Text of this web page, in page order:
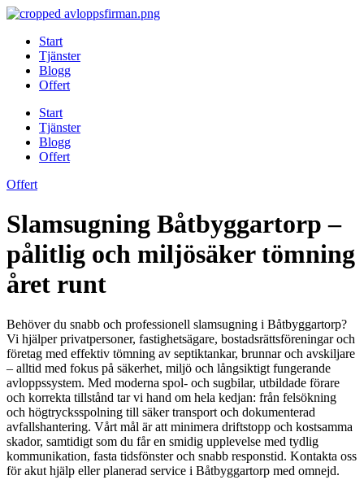
Skip
contentStart
Tjänster
Blogg
Offert
Start
Tjänster
Blogg
Offert
Offert
Slamsugning Båtbyggartorp –
pålitlig och miljösäker tömning
året runt
Behöver du snabb och professionell slamsugning i Båtbyggartorp?
Vi hjälper privatpersoner, fastighetsägare, bostadsrättsföreningar och
företag med effektiv tömning av septiktankar, brunnar och avskiljare
– alltid med fokus på säkerhet, miljö och långsiktigt fungerande
avloppssystem. Med moderna spol- och sugbilar, utbildade förare
och korrekta tillstånd tar vi hand om hela kedjan: från felsökning
och högtrycksspolning till säker transport och dokumenterad
avfallshantering. Vårt mål är att minimera driftstopp och kostsamma
skador, samtidigt som du får en smidig upplevelse med tydlig
kommunikation, fasta tidsfönster och snabb responstid. Kontakta oss
för akut hjälp eller planerad service i Båtbyggartorp med omnejd.